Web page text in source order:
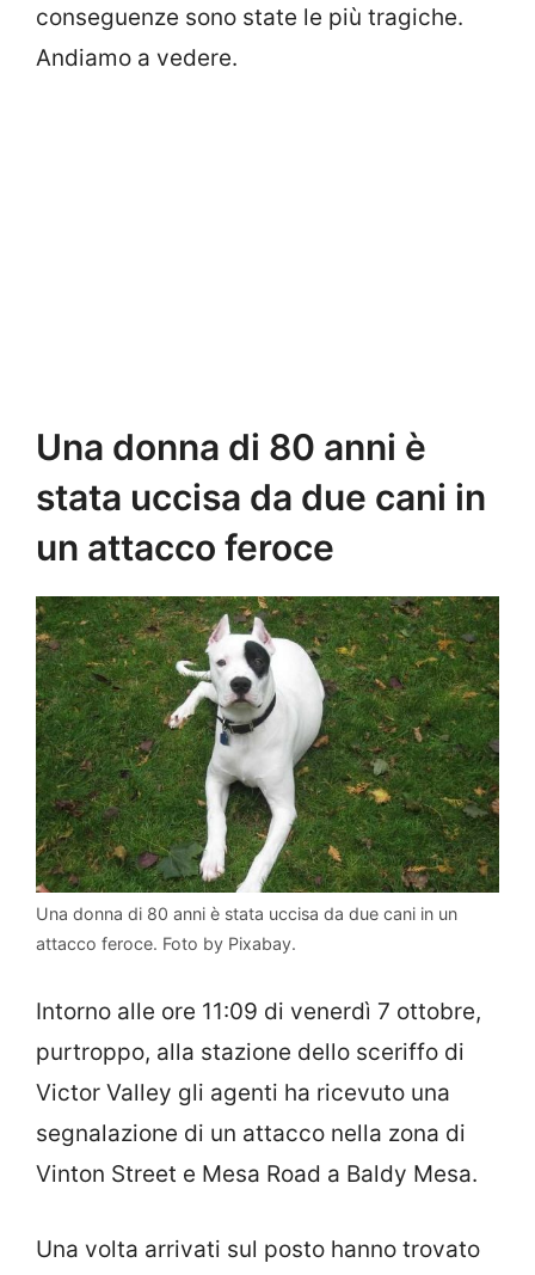
conseguenze sono state le più tragiche.
Andiamo a vedere.
Una donna di 80 anni è
stata uccisa da due cani in
un attacco feroce
Una donna di 80 anni è stata uccisa da due cani in un
attacco feroce. Foto by Pixabay.
Intorno alle ore 11:09 di venerdì 7 ottobre,
purtroppo, alla stazione dello sceriffo di
Victor Valley gli agenti ha ricevuto una
segnalazione di un attacco nella zona di
Vinton Street e Mesa Road a Baldy Mesa.
Una volta arrivati sul posto hanno trovato